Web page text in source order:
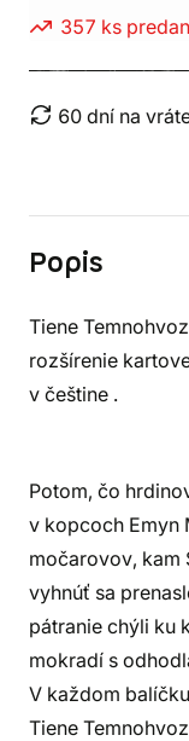
357 ks
60 dní na
Popis
Tiene
rozšírenie
v češtine .
Potom, čo
v kopcoch Emyn
močarovov, kam
vyhnúť sa
pátranie chýli ku
mokradí s
V každom
Tiene